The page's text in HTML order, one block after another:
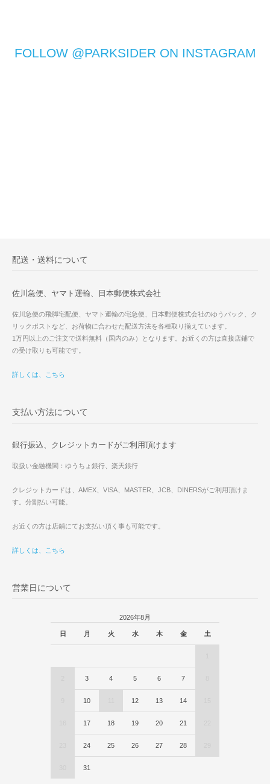
FOLLOW @PARKSIDER ON INSTAGRAM
配送・送料について
佐川急便、ヤマト運輸、日本郵便株式会社
佐川急便の飛脚宅配便、ヤマト運輸の宅急便、日本郵便株式会社のゆうパック、ク
リックポストなど、お荷物に合わせた配送方法を各種取り揃えています。
1万円以上のご注文で送料無料（国内のみ）となります。お近くの方は直接店鋪で
の受け取りも可能です。
詳しくは、こちら
支払い方法について
銀行振込、クレジットカードがご利用頂けます
取扱い金融機関：ゆうちょ銀行、楽天銀行
クレジットカードは、AMEX、VISA、MASTER、JCB、DINERSがご利用頂けま
す。分割払い可能。
お近くの方は店鋪にてお支払い頂く事も可能です。
詳しくは、こちら
営業日について
2026年8月
日 月 火 水 木 金 土
3 4 5 6 7
10 12 13 14
17 18 19 20 21
24 25 26 27 28
31